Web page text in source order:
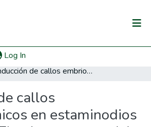
Log In
Facultad de Agronomía
Inducción de callos embriogénicos en estaminodios de cacao (Theobroma cacao L.) de los clones ICS-1 e IMC-67
callos
en estaminodios